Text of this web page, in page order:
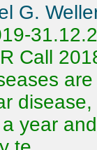
G.
Call
year